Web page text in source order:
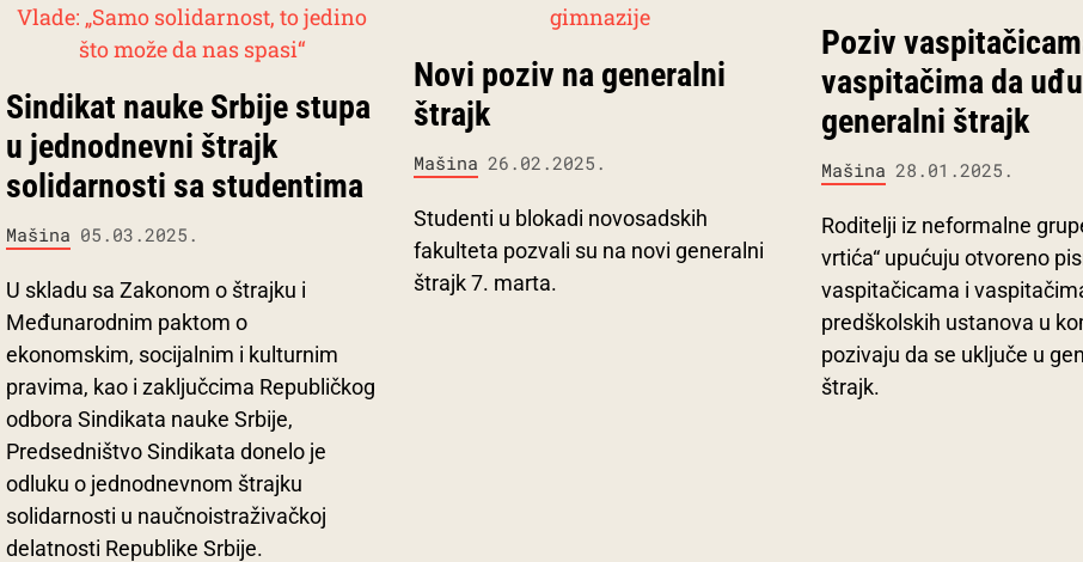
Sindikat nauke Srbije stupa
u jednodnevni štrajk
solidarnosti sa studentima
Mašina 05.03.2025.
U skladu sa Zakonom o štrajku i
Međunarodnim paktom o
ekonomskim, socijalnim i kulturnim
pravima, kao i zaključcima Republičkog
odbora Sindikata nauke Srbije,
Predsedništvo Sindikata donelo je
odluku o jednodnevnom štrajku
solidarnosti u naučnoistraživačkoj
delatnosti Republike Srbije.
Novi poziv na generalni
štrajk
Mašina 26.02.2025.
Studenti u blokadi novosadskih
fakulteta pozvali su na novi generalni
štrajk 7. marta.
Poziv
vaspitačima da
generalni štrajk
Mašina 28.01.2025.
Roditelji iz neformalne
vrtića“ upućuju otvoreno
vaspitačicama i
predškolskih ustanova u
pozivaju da se uključe u
štrajk.